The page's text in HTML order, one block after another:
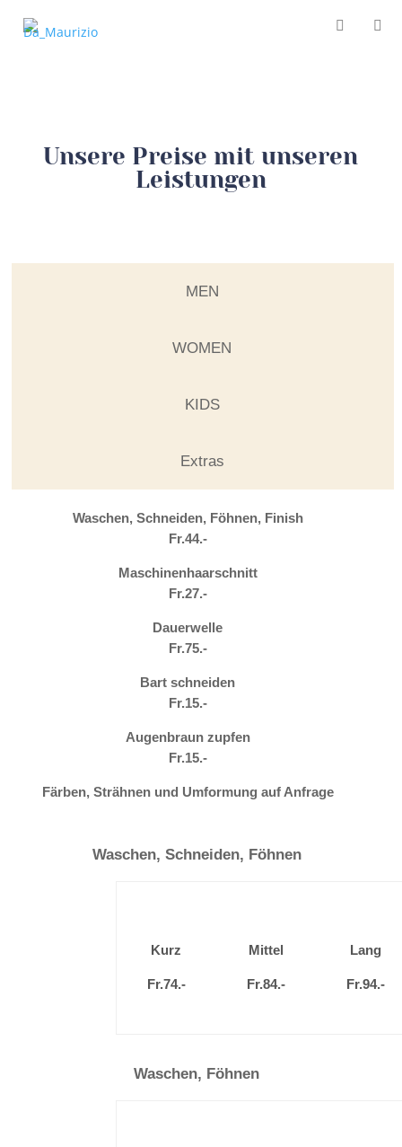
Unsere Preise mit unseren
Leistungen
MEN
WOMEN
KIDS
Extras
Waschen, Schneiden, Föhnen, Finish
Fr.44.-
Maschinenhaarschnitt
Fr.27.-
Dauerwelle
Fr.75.-
Bart schneiden
Fr.15.-
Augenbraun zupfen
Fr.15.-
Färben, Strähnen und Umformung auf Anfrage
Waschen, Schneiden, Föhnen
Kurz
Fr.74.-
Mittel
Fr.84.-
Lang
Fr.94.-
Waschen, Föhnen